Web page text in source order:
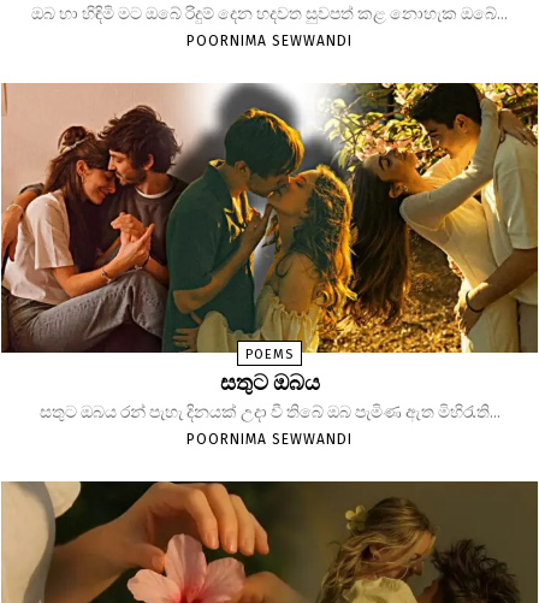
ඔබ හා හිඳිමි මට ඔබේ රිදුම් දෙන හදවත සුවපත් කළ නොහැක ඔබේ...
POORNIMA SEWWANDI
POEMS
සතුට ඔබය
සතුට ඔබය රන් පැහැ දිනයක් උදා වී තිබේ ඔබ පැමිණ ඇත මිහිරැති...
POORNIMA SEWWANDI